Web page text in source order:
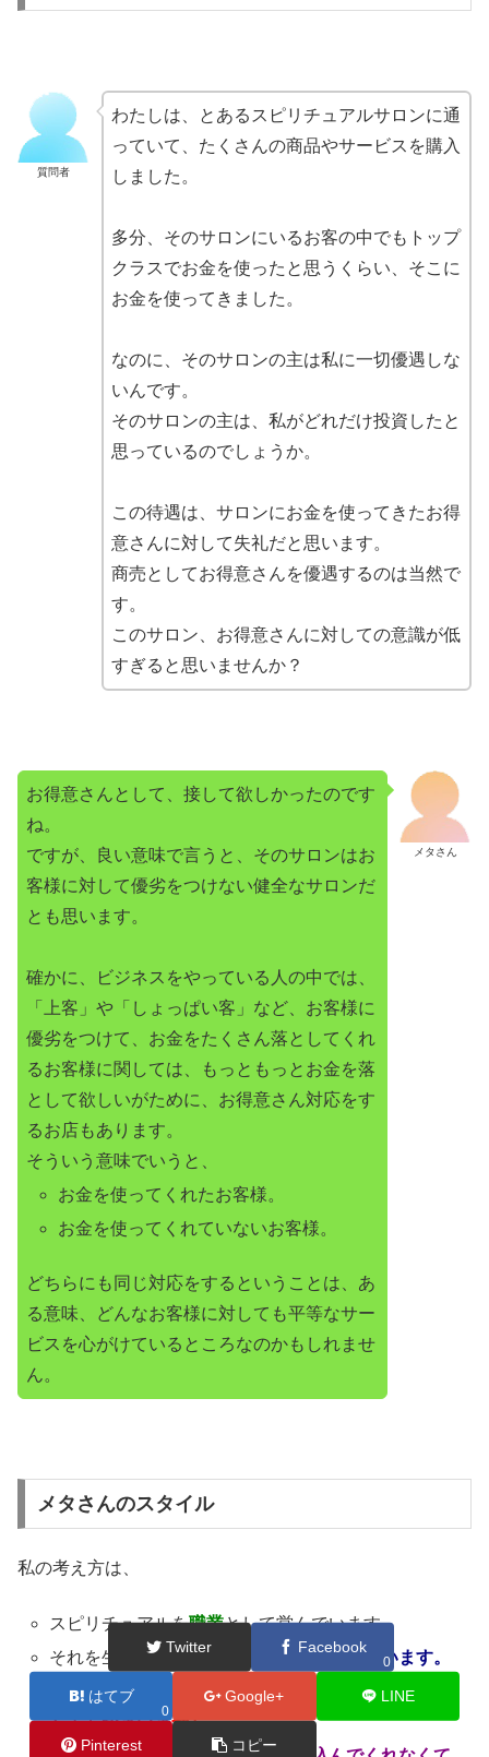
質問者
わたしは、とあるスピリチュアルサロンに通
っていて、たくさんの商品やサービスを購入
しました。
多分、そのサロンにいるお客の中でもトップ
クラスでお金を使ったと思うくらい、そこに
お金を使ってきました。
なのに、そのサロンの主は私に一切優遇しな
いんです。
そのサロンの主は、私がどれだけ投資したと
思っているのでしょうか。
この待遇は、サロンにお金を使ってきたお得
意さんに対して失礼だと思います。
商売としてお得意さんを優遇するのは当然で
す。
このサロン、お得意さんに対しての意識が低
すぎると思いませんか？
メタさん
お得意さんとして、接して欲しかったのです
ね。
ですが、良い意味で言うと、そのサロンはお
客様に対して優劣をつけない健全なサロンだ
とも思います。
確かに、ビジネスをやっている人の中では、
「上客」や「しょっぱい客」など、お客様に
優劣をつけて、お金をたくさん落としてくれ
るお客様に関しては、もっともっとお金を落
として欲しいがために、お得意さん対応をす
るお店もあります。
そういう意味でいうと、
お金を使ってくれたお客様。
お金を使ってくれていないお客様。
どちらにも同じ対応をするということは、あ
る意味、どんなお客様に対しても平等なサー
ビスを心がけているところなのかもしれませ
ん。
メタさんのスタイル
私の考え方は、
スピリチュアルを職業として営んでいます。
それを生業として利益を出し
家族を養っています。
考え方が合わないのであれば 無理して来てもらわな
くてもかまいません。
Twitter Facebook
0
はてブ
0
Google+ LINE
Pinterest コピー